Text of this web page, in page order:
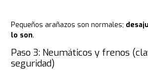
Pequeños arañazos son normales;
lo son.
Paso 3: Neumáticos y frenos
seguridad)